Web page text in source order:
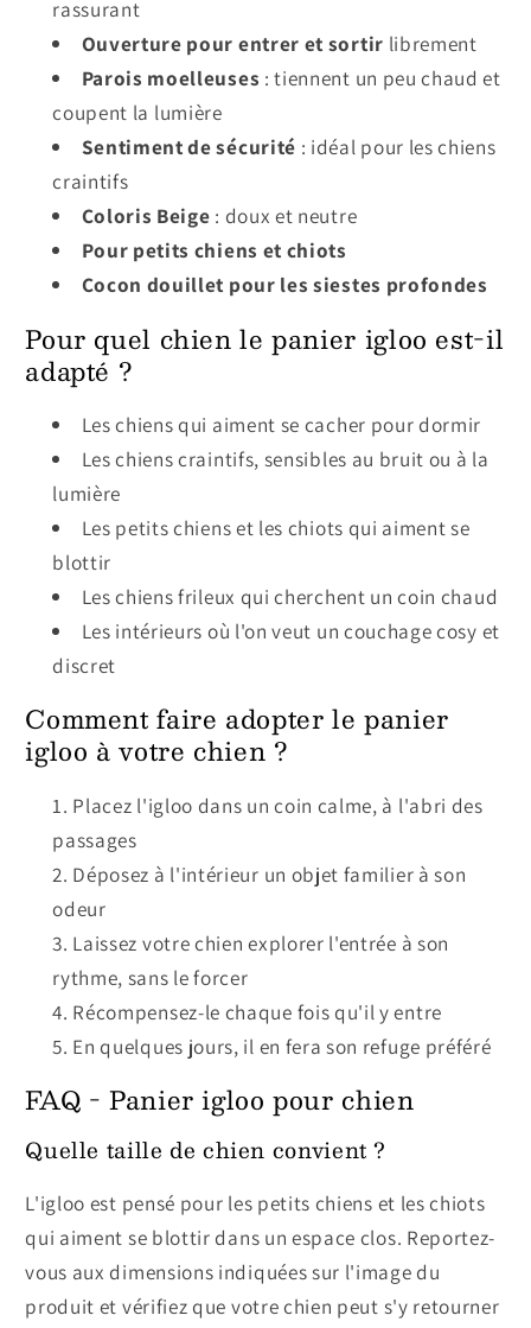
rassurant
Ouverture pour entrer et sortir librement
Parois moelleuses : tiennent un peu chaud et
coupent la lumière
Sentiment de sécurité : idéal pour les chiens
craintifs
Coloris Beige : doux et neutre
Pour petits chiens et chiots
Cocon douillet pour les siestes profondes
Pour quel chien le panier igloo est-il
adapté ?
Les chiens qui aiment se cacher pour dormir
Les chiens craintifs, sensibles au bruit ou à la
lumière
Les petits chiens et les chiots qui aiment se
blottir
Les chiens frileux qui cherchent un coin chaud
Les intérieurs où l'on veut un couchage cosy et
discret
Comment faire adopter le panier
igloo à votre chien ?
Placez l'igloo dans un coin calme, à l'abri des
passages
Déposez à l'intérieur un objet familier à son
odeur
Laissez votre chien explorer l'entrée à son
rythme, sans le forcer
Récompensez-le chaque fois qu'il y entre
En quelques jours, il en fera son refuge préféré
FAQ - Panier igloo pour chien
Quelle taille de chien convient ?
L'igloo est pensé pour les petits chiens et les chiots
qui aiment se blottir dans un espace clos. Reportez-
vous aux dimensions indiquées sur l'image du
produit et vérifiez que votre chien peut s'y retourner